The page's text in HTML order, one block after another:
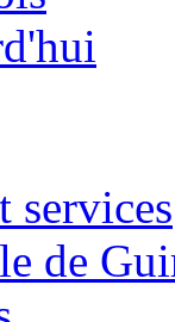
services
de